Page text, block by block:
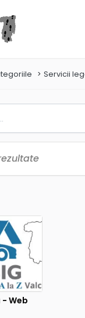
Servicii
Web